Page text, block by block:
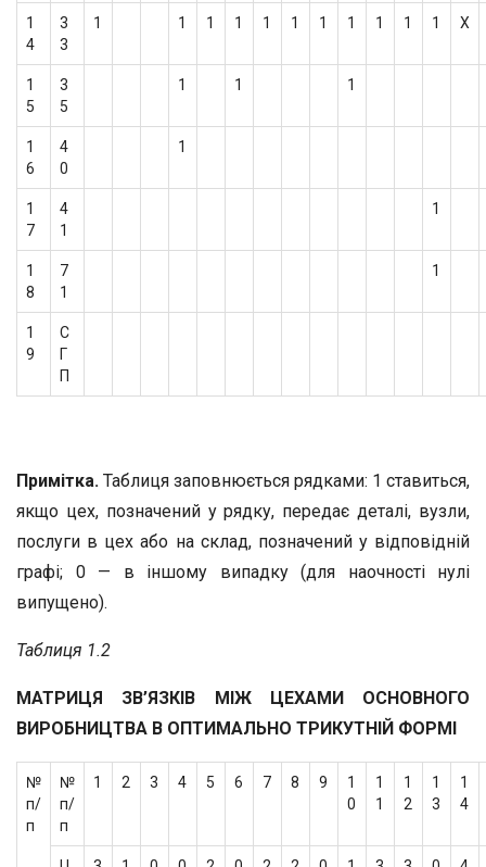
1
4
3
3
1 1 1 1 1 1 1 1 1 1 1 Х
1
5
3
5
1 1 1
1
6
4
0
1
1
7
4
1
1
1
8
7
1
1
1
9
С
Г
П
Примітка. Таблиця заповнюється рядками: 1 ставиться,
якщо цех, позначений у рядку, передає деталі, вузли,
послуги в цех або на склад, позначений у відповідній
графі; 0 — в іншому випадку (для наочності нулі
випущено).
Таблиця 1.2
МАТРИЦЯ ЗВ’ЯЗКІВ МІЖ ЦЕХАМИ ОСНОВНОГО
ВИРОБНИЦТВА В ОПТИМАЛЬНО ТРИКУТНІЙ ФОРМІ
№
п/
п
№
п/
п
1 2 3 4 5 6 7 8 9
1
0
1
1
1
2
1
3
1
4